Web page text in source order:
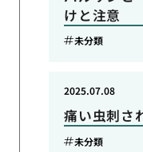
けと注意
未分類
痛い虫刺さ
2025.07.08
未分類